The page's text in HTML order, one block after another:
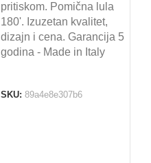
pritiskom. Pomična lula
180'. Izuzetan kvalitet,
dizajn i cena. Garancija 5
godina - Made in Italy
SKU: 89a4e8e307b6